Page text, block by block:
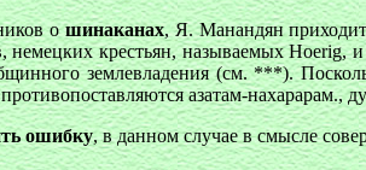
ошинаканах, Я. Манандян
крестьян, называемых Hoerig,
землевладения (см. ***).
азатам-нахарарам.,
ошибку, в данном случае в смысле